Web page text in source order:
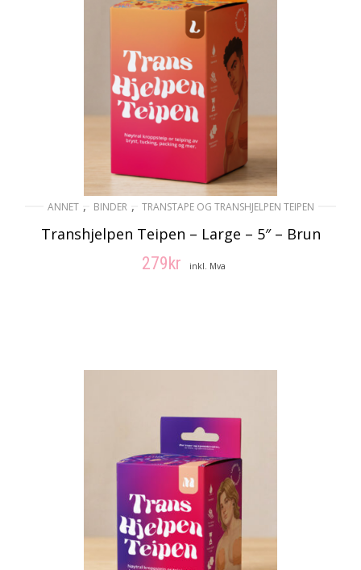
ANNET , BINDER , TRANSTAPE OG TRANSHJELPEN TEIPEN
Transhjelpen Teipen – Large – 5″ – Brun
279kr inkl. Mva